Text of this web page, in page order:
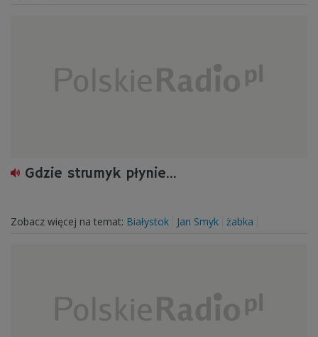
Gdzie strumyk płynie...
Zobacz więcej na temat: Białystok Jan Smyk żabka